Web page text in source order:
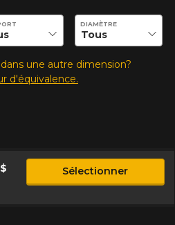
pour vérifier la disponibilité
DIAMÈTRE
une autre dimension?
d'équivalence.
Sélectionner
VOTRE VÉHICULE